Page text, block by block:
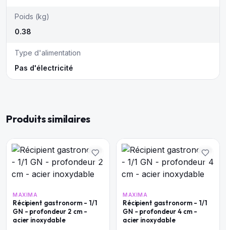
Poids (kg)
0.38
Type d'alimentation
Pas d'électricité
Produits similaires
MAXIMA
Récipient gastronorm - 1/1
GN - profondeur 2 cm -
acier inoxydable
MAXIMA
Récipient gastronorm - 1/1
GN - profondeur 4 cm -
acier inoxydable